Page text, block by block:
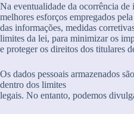
Na eventualidade da ocorrência de
melhores esforços empregados
das informações, medidas
limites da lei, para minimizar os
e proteger os direitos dos titulares
Os dados pessoais armazenados
dentro dos limites
legais. No entanto, podemos